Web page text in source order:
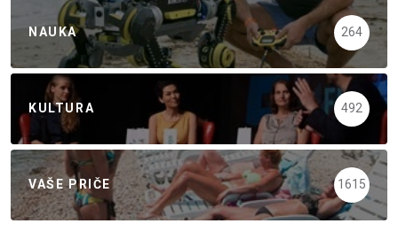
NAUKA 264
KULTURA 492
VAŠE PRIČE 1615